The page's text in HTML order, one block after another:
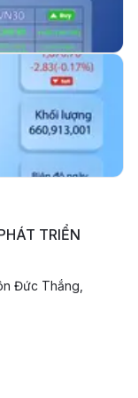
Xem thêm →
VN-Index Giữ
Xem thêm →
Điểm
Gia Tăng,
TRIỂN
Đức Thắng,